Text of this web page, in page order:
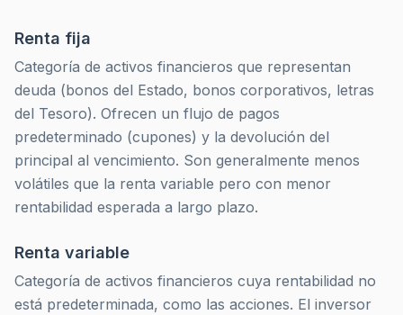
Renta fija
Categoría de activos financieros que representan
deuda (bonos del Estado, bonos corporativos, letras
del Tesoro). Ofrecen un flujo de pagos
predeterminado (cupones) y la devolución del
principal al vencimiento. Son generalmente menos
volátiles que la renta variable pero con menor
rentabilidad esperada a largo plazo.
Renta variable
Categoría de activos financieros cuya rentabilidad no
está predeterminada, como las acciones. El inversor